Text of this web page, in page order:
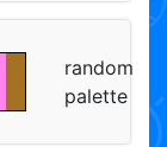
random
palette